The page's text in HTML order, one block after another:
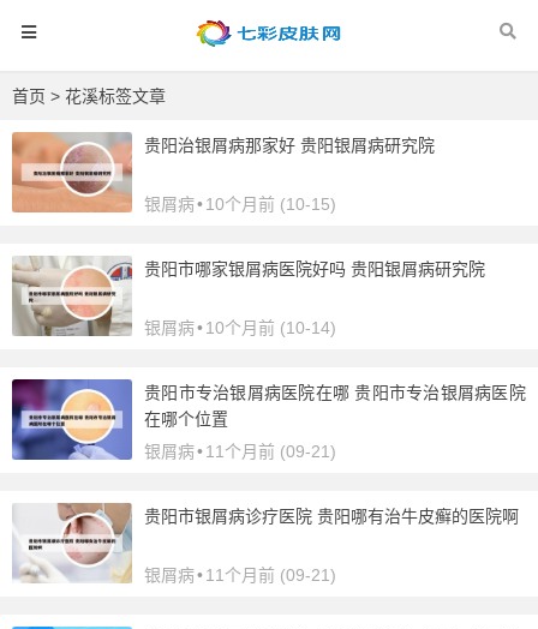
首页 > 花溪标签文章
贵阳治银屑病那家好 贵阳银屑病研究院
银屑病•10个月前 (10-15)
贵阳市哪家银屑病医院好吗 贵阳银屑病研究院
银屑病•10个月前 (10-14)
贵阳市专治银屑病医院在哪 贵阳市专治银屑病医院
在哪个位置
银屑病•11个月前 (09-21)
贵阳市银屑病诊疗医院 贵阳哪有治牛皮癣的医院啊
银屑病•11个月前 (09-21)